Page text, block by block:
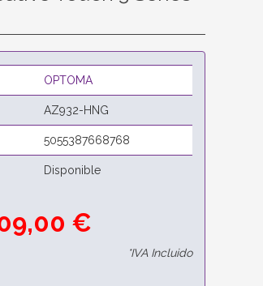
OPTOMA
AZ932-HNG
5055387668768
Disponible
€
*IVA Incluido